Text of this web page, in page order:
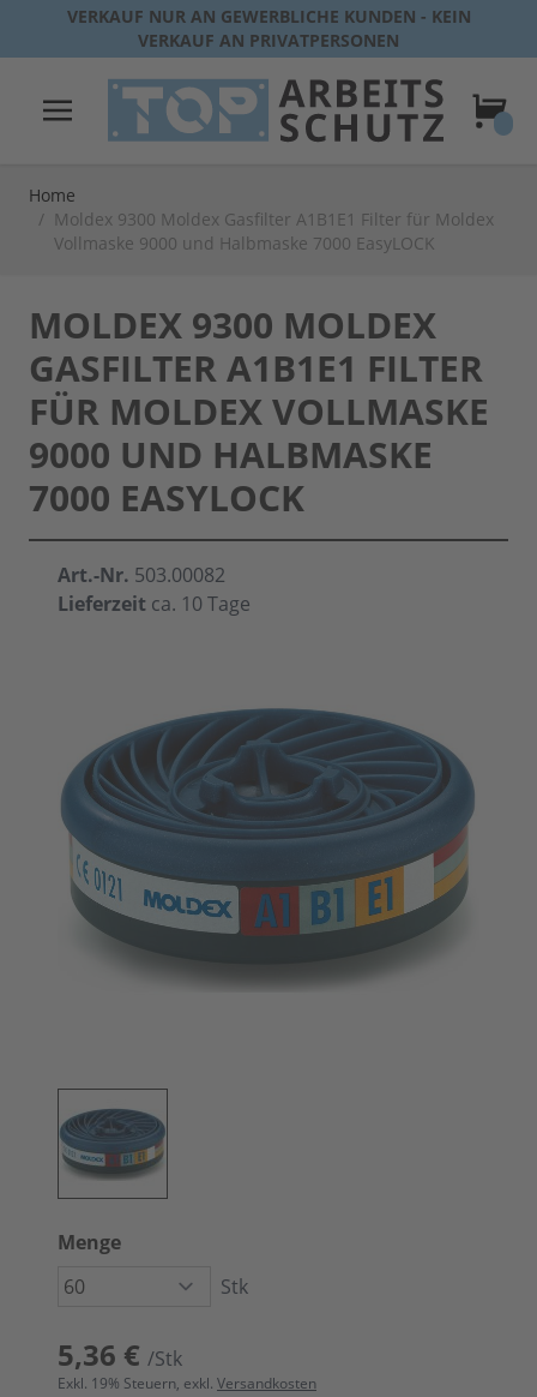
Direkt zum Inhalt
VERKAUF NUR AN GEWERBLICHE KUNDEN - KEIN
VERKAUF AN PRIVATPERSONEN
Home
/ Moldex 9300 Moldex Gasfilter A1B1E1 Filter für Moldex
Vollmaske 9000 und Halbmaske 7000 EasyLOCK
MOLDEX 9300 MOLDEX
GASFILTER A1B1E1 FILTER
FÜR MOLDEX VOLLMASKE
9000 UND HALBMASKE
7000 EASYLOCK
Art.-Nr. 503.00082
Lieferzeit ca. 10 Tage
Menge
Stk
5,36 € /Stk
Exkl. 19% Steuern, exkl. Versandkosten